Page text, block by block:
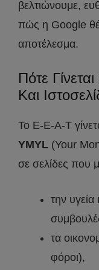
βελτιώνουμε,
πώς η Google
αποτέλεσμα.
Πότε
Και
Το E-E-A-T
YMYL (Your
σε σελίδες που
την υγεία
τα
φόροι),